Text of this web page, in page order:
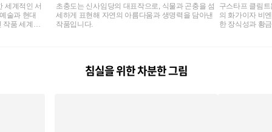
세계적인 서
술과 현대
품 세계를
초충도는 신사임당의 대표작으로, 식물과 곤충을 섬
세하게 표현해 자연의 아름다움과 생명력을 담아낸
작품입니다.
구스타프 클림
의 화가이자 비
한 장식성과 황
침실을 위한 차분한 그림